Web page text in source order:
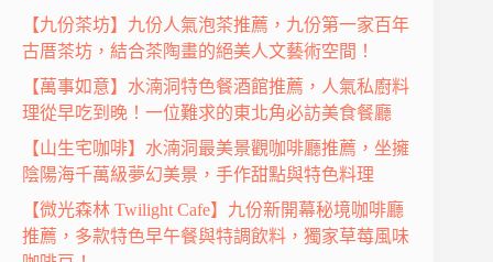
【九份茶坊】九份人氣泡茶推薦，九份第一家百年
古厝茶坊，結合茶陶畫的絕美人文藝術空間！
【萬事如意】水湳洞特色餐酒館推薦，人氣私廚料
理從早吃到晚！一位難求的東北角必訪美食餐廳
【山生宅咖啡】水湳洞最美景觀咖啡廳推薦，坐擁
陰陽海千萬級夢幻美景，手作甜點與特色料理
【微光森林 Twilight Cafe】九份新開幕秘境咖啡廳
推薦，多款特色早午餐與特調飲料，獨家草莓風味